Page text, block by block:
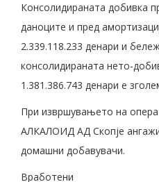
Консолидираната добивка
даноците и пред
2.339.118.233 денари и
консолидираната нето-
1.381.386.743 денари е
При извршувањето на
АЛКАЛОИД АД Скопје
домашни добавувачи.
Вработени